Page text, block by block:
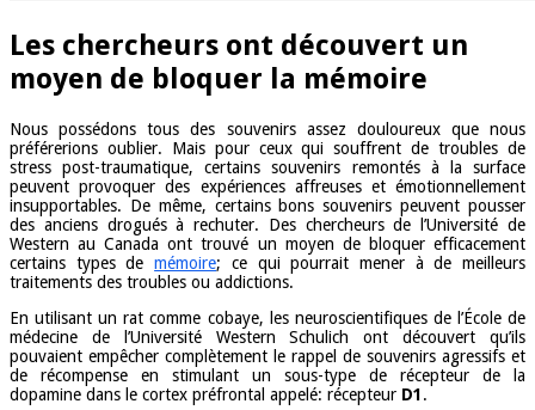
Les chercheurs ont découvert un
moyen de bloquer la mémoire
Nous possédons tous des souvenirs assez douloureux que nous
préférerions oublier. Mais pour ceux qui souffrent de troubles de
stress post-traumatique, certains souvenirs remontés à la surface
peuvent provoquer des expériences affreuses et émotionnellement
insupportables. De même, certains bons souvenirs peuvent pousser
des anciens drogués à rechuter. Des chercheurs de l’Université de
Western au Canada ont trouvé un moyen de bloquer efficacement
certains types demémoire; ce qui pourrait mener à de meilleurs
traitements des troubles ou addictions.
En utilisant un rat comme cobaye, les neuroscientifiques de l’École de
médecine de l’Université Western Schulich ont découvert qu’ils
pouvaient empêcher complètement le rappel de souvenirs agressifs et
de récompense en stimulant un sous-type de récepteur de la
dopamine dans le cortex préfrontal appelé: récepteur D1.